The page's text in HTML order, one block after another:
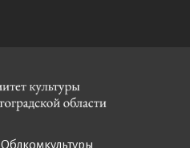
Облкомкультуры